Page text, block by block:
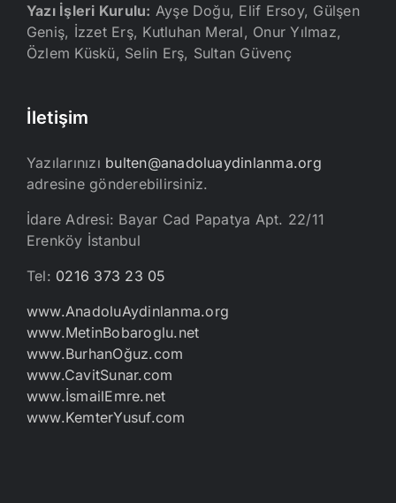
Yazı İşleri Kurulu: Ayşe Doğu, Elif Ersoy, Gülşen
Geniş, İzzet Erş, Kutluhan Meral, Onur Yılmaz,
Özlem Küskü, Selin Erş, Sultan Güvenç
İletişim
Yazılarınızı bulten@anadoluaydinlanma.org
adresine gönderebilirsiniz.
İdare Adresi: Bayar Cad Papatya Apt. 22/11
Erenköy İstanbul
Tel: 0216 373 23 05
www.AnadoluAydinlanma.org
www.MetinBobaroglu.net
www.BurhanOğuz.com
www.CavitSunar.com
www.İsmailEmre.net
www.KemterYusuf.com